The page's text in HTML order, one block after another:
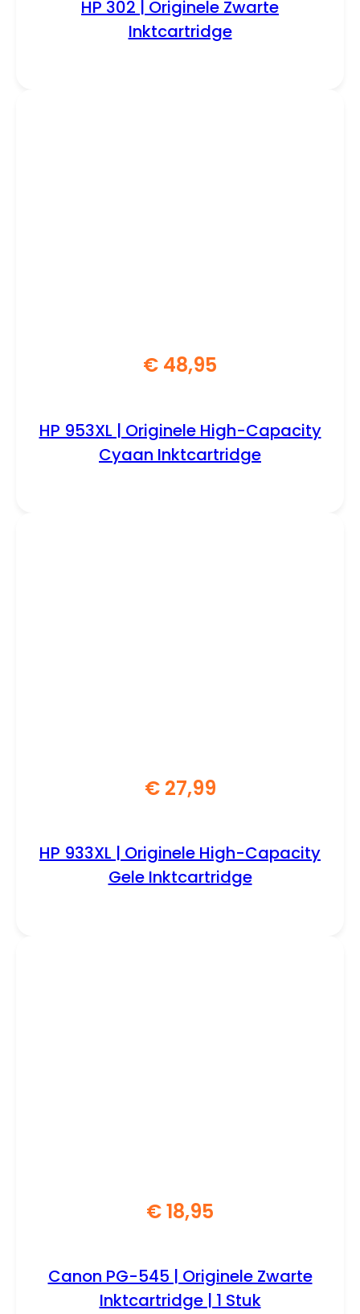
HP 302 | Originele Zwarte
Inktcartridge
€ 48,95
HP 953XL | Originele High-Capacity
Cyaan Inktcartridge
€27,99
HP 933XL | Originele High-Capacity
Gele Inktcartridge
€18,95
Canon PG-545 | Originele Zwarte
Inktcartridge | 1 Stuk